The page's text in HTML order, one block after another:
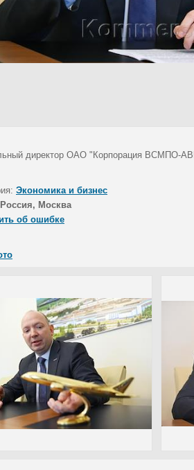
директор ОАО "Корпорация ВСМПО-
Экономика и бизнес
Россия, Москва
об ошибке